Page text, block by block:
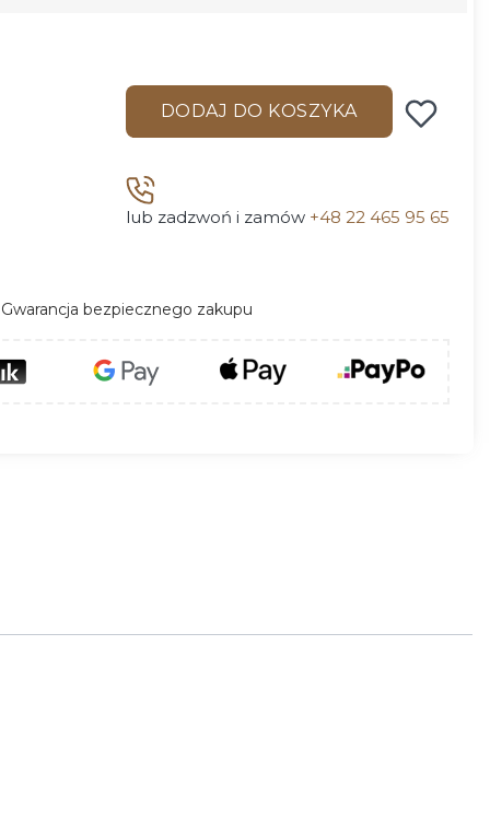
DODAJ DO KOSZYKA
lub zadzwoń i zamów +48 22 465 95 65
Gwarancja bezpiecznego zakupu